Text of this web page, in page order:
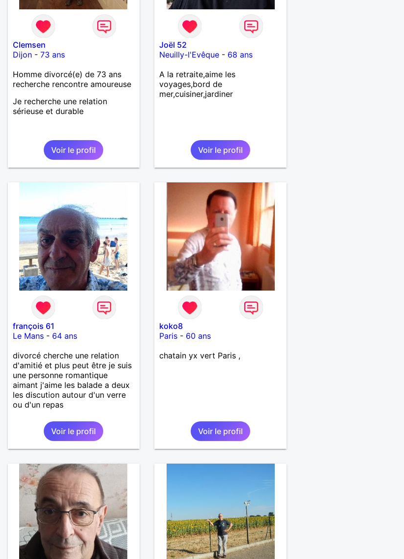
Clemsen
Dijon- 73 ans
Homme divorcé(e) de 73 ans
recherche rencontre amoureuse
Je recherche une relation
sérieuse et durable
Voir le profil
Joël 52
Neuilly-l'Evêque - 68 ans
A la retraite,aime les
voyages,bord de
mer,cuisiner,jardiner
Voir le profil
françois 61
Le Mans- 64 ans
divorcé cherche une relation
d'amitié et plus peut être je suis
une personne romantique
aimant j'aime les balade a deux
les discution autour d'un verre
ou d'un repas
Voir le profil
koko8
Paris - 60 ans
chatain yx vert Paris ,
Voir le profil